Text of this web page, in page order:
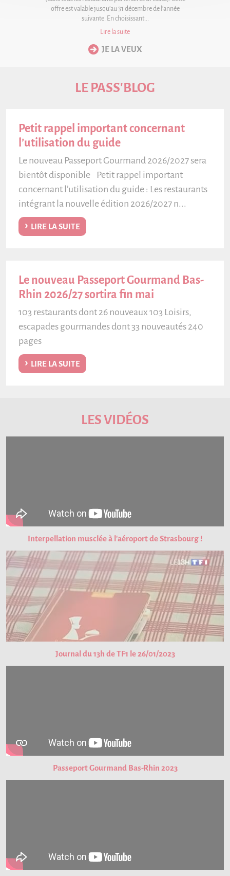
offre est valable jusqu’au 31 décembre de l’année
suivante. En choisissant...
Lire la suite
LE PASS'BLOG
Petit rappel important concernant
l’utilisation du guide
Le nouveau Passeport Gourmand 2026/2027 sera
bientôt disponible Petit rappel important
concernant l’utilisation du guide : Les restaurants
intégrant la nouvelle édition 2026/2027 n...
LIRE LA SUITE
Le nouveau Passeport Gourmand Bas-
Rhin 2026/27 sortira fin mai
103 restaurants dont 26 nouveaux 103 Loisirs,
escapades gourmandes dont 33 nouveautés 240
pages
LIRE LA SUITE
LES VIDÉOS
Interpellation musclée à l'aéroport de Strasbourg !
Journal du 13h de TF1 le 26/01/2023
Passeport Gourmand Bas-Rhin 2023